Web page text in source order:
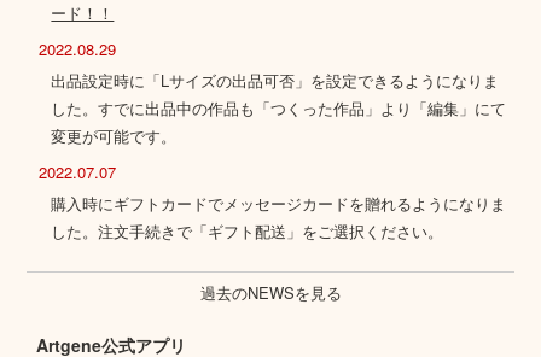
ード！！
2022.08.29
出品設定時に「Lサイズの出品可否」を設定できるようになりま
した。すでに出品中の作品も「つくった作品」より「編集」にて
変更が可能です。
2022.07.07
購入時にギフトカードでメッセージカードを贈れるようになりま
した。注文手続きで「ギフト配送」をご選択ください。
過去のNEWSを見る
Artgene公式アプリ